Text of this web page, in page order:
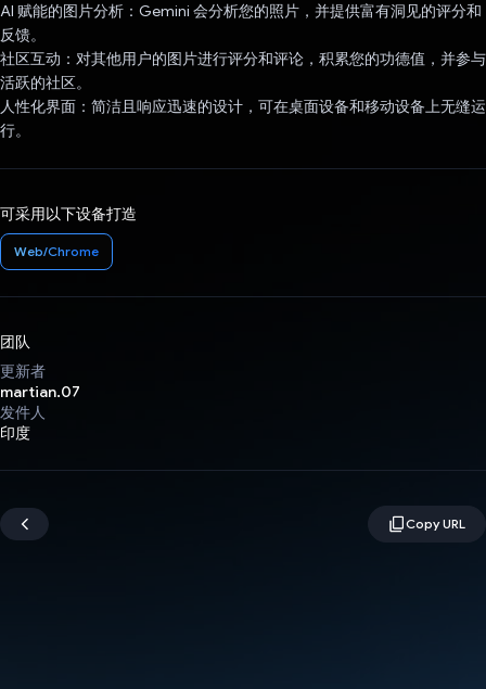
AI 赋能的图片分析：Gemini 会分析您的照片，并提供富有洞见的评分和
反馈。
社区互动：对其他用户的图片进行评分和评论，积累您的功德值，并参与
活跃的社区。
人性化界面：简洁且响应迅速的设计，可在桌面设备和移动设备上无缝运
行。
可采用以下设备打造
Web/Chrome
团队
更新者
martian.07
发件人
印度